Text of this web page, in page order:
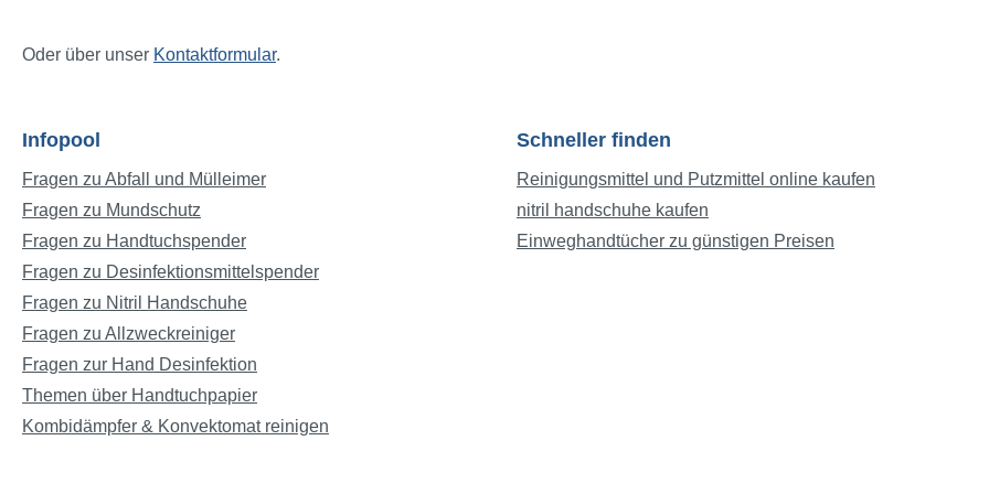
Oder über unser Kontaktformular.
Infopool
Fragen zu Abfall und Mülleimer
Fragen zu Mundschutz
Fragen zu Handtuchspender
Fragen zu Desinfektionsmittelspender
Fragen zu Nitril Handschuhe
Fragen zu Allzweckreiniger
Fragen zur Hand Desinfektion
Themen über Handtuchpapier
Kombidämpfer & Konvektomat reinigen
Schneller finden
Reinigungsmittel und Putzmittel online kaufen
nitril handschuhe kaufen
Einweghandtücher zu günstigen Preisen